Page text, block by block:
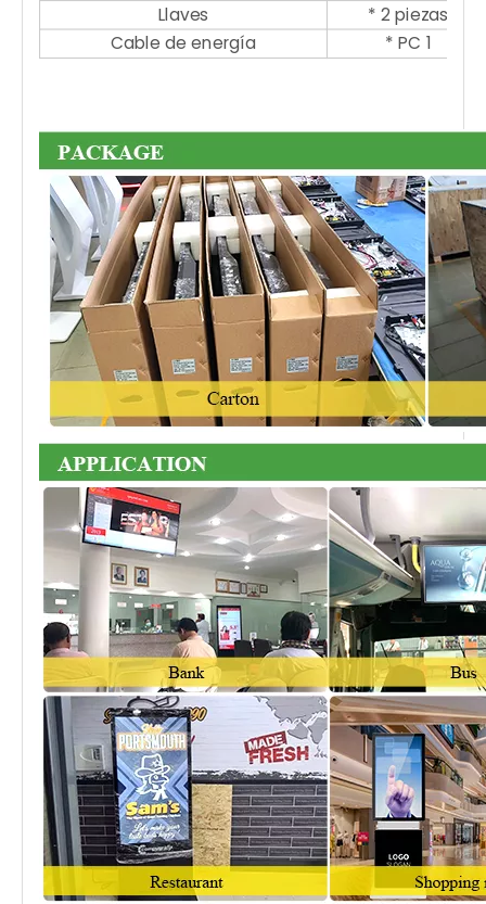
Llaves
* 2 piezas
Cable de energía
* PC 1